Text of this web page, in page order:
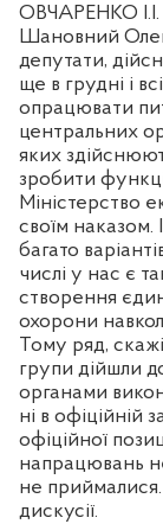
ОВЧАРЕНКО
Шановний
депутати,
ще в грудні і
опрацювати
центральних
яких
зробити
Міністерство
своїм наказом.
багато
числі у нас є
створення
охорони
Тому ряд,
групи дійшли
органами
ні в офіційній
офіційної
напрацювань
не
дискусії.